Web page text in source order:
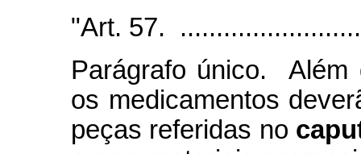
"Art. 57.
Parágrafo único. Além
os medicamentos
peças referidas no